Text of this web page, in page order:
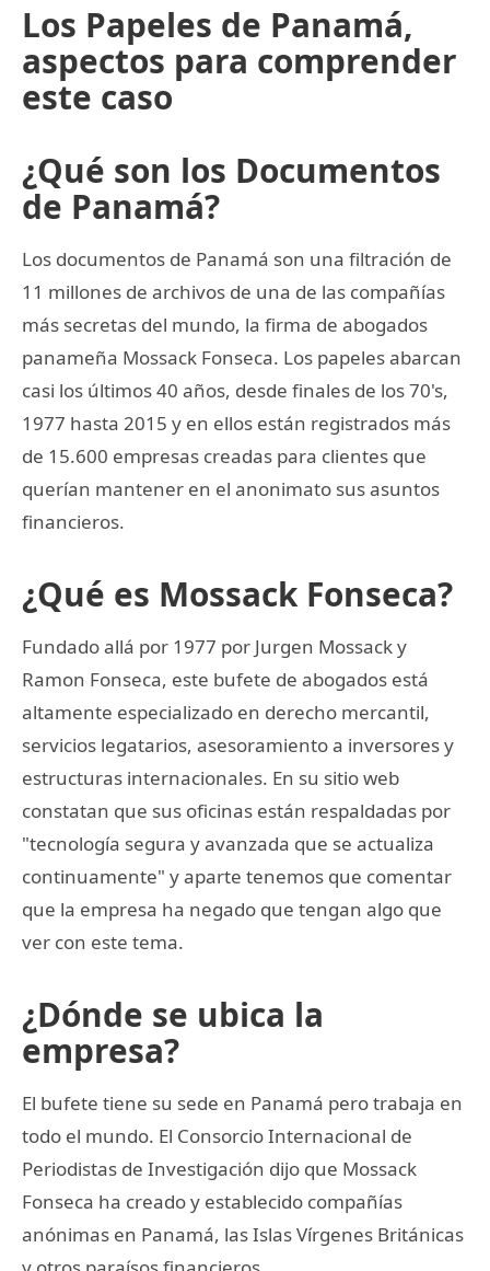
Los Papeles de Panamá,
aspectos para comprender
este caso
¿Qué son los Documentos
de Panamá?
Los documentos de Panamá son una filtración de
11 millones de archivos de una de las compañías
más secretas del mundo, la firma de abogados
panameña Mossack Fonseca. Los papeles abarcan
casi los últimos 40 años, desde finales de los 70's,
1977 hasta 2015 y en ellos están registrados más
de 15.600 empresas creadas para clientes que
querían mantener en el anonimato sus asuntos
financieros.
¿Qué es Mossack Fonseca?
Fundado allá por 1977 por Jurgen Mossack y
Ramon Fonseca, este bufete de abogados está
altamente especializado en derecho mercantil,
servicios legatarios, asesoramiento a inversores y
estructuras internacionales. En su sitio web
constatan que sus oficinas están respaldadas por
"tecnología segura y avanzada que se actualiza
continuamente" y aparte tenemos que comentar
que la empresa ha negado que tengan algo que
ver con este tema.
¿Dónde se ubica la
empresa?
El bufete tiene su sede en Panamá pero trabaja en
todo el mundo. El Consorcio Internacional de
Periodistas de Investigación dijo que Mossack
Fonseca ha creado y establecido compañías
anónimas en Panamá, las Islas Vírgenes Británicas